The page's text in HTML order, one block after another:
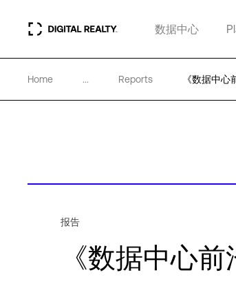
数据中心
Home ... Reports 《数据中
报告
《数据中心